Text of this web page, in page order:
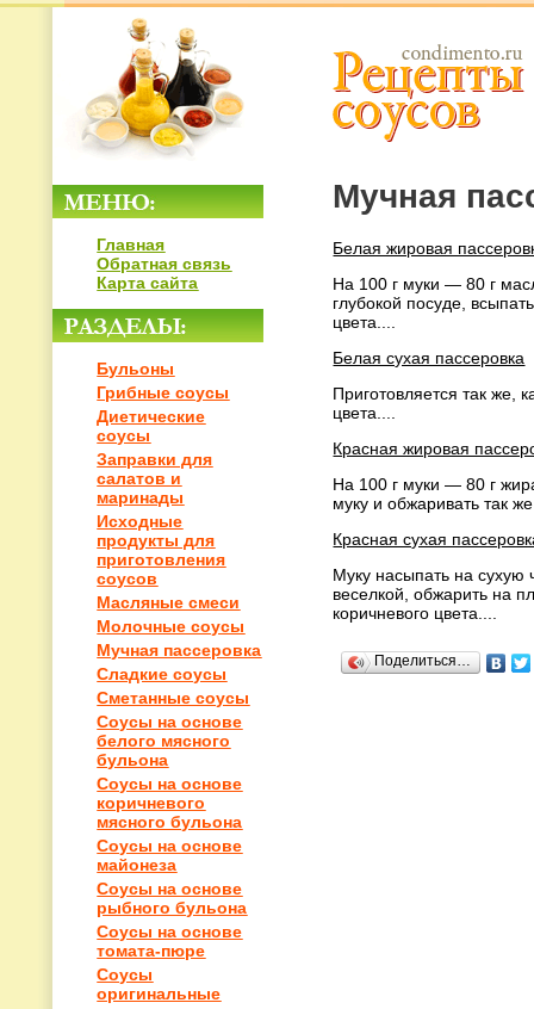
Главная
Обратная связь
Карта сайта
Бульоны
Грибные соусы
Диетические
соусы
Заправки для
салатов и
маринады
Исходные
продукты для
приготовления
соусов
Масляные смеси
Молочные соусы
Мучная пассеровка
Сладкие соусы
Сметанные соусы
Соусы на основе
белого мясного
бульона
Соусы на основе
коричневого
мясного бульона
Соусы на основе
майонеза
Соусы на основе
рыбного бульона
Соусы на основе
томата-пюре
Соусы
оригинальные
Мучная
Белая жировая
На 100 г муки — 80 г
глубокой посуде,
цвета....
Белая сухая пассеровка
Приготовляется так же,
цвета....
Красная жировая
На 100 г муки — 80 г
муку и обжаривать так
Красная сухая
Муку насыпать на сухую
веселкой, обжарить на
коричневого цвета....
Поделиться…